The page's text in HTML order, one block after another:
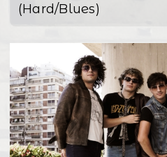
(Hard/Blues)